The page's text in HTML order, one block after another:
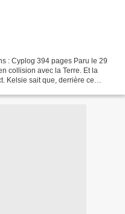
: Cyplog 394 pages Paru le 29
collision avec la Terre. Et la
Kelsie sait que, derrière ce